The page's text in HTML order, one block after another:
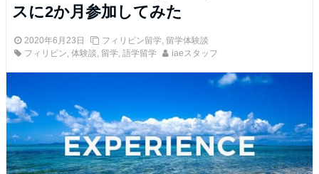
スに2か月参加してみた
2020年6月23日 フィリピン留学, 留学体験談
フィリピン, 体験談, 留学, 語学留学 iaeスタッフ